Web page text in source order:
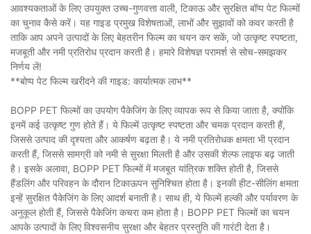
आवश्यकताओं के लिए उपयुक्त उच्च-गुणवत्ता वाली, टिकाऊ और सुरक्षित बॉप्प पेट फिल्मों
का चुनाव कैसे करें। यह गाइड प्रमुख विशेषताओं, लाभों और सुझावों को कवर करती है
ताकि आप अपने उत्पादों के लिए बेहतरीन फिल्म का चयन कर सकें, जो उत्कृष्ट स्पष्टता,
मजबूती और नमी प्रतिरोध प्रदान करती है। हमारे विशेषज्ञ परामर्श से सोच-समझकर
निर्णय लें!
**बोप्प पेट फिल्म खरीदने की गाइड: कार्यात्मक लाभ**
BOPP PET फिल्मों का उपयोग पैकेजिंग के लिए व्यापक रूप से किया जाता है, क्योंकि
इनमें कई उत्कृष्ट गुण होते हैं। ये फिल्में उत्कृष्ट स्पष्टता और चमक प्रदान करती हैं,
जिससे उत्पाद की दृश्यता और आकर्षण बढ़ता है। ये नमी प्रतिरोधक क्षमता भी प्रदान
करती हैं, जिससे सामग्री को नमी से सुरक्षा मिलती है और उसकी शेल्फ लाइफ बढ़ जाती
है। इसके अलावा, BOPP PET फिल्मों में मजबूत यांत्रिक शक्ति होती है, जिससे
हैंडलिंग और परिवहन के दौरान टिकाऊपन सुनिश्चित होता है। इनकी हीट-सीलिंग क्षमता
इन्हें सुरक्षित पैकेजिंग के लिए आदर्श बनाती है। साथ ही, ये फिल्में हल्की और पर्यावरण के
अनुकूल होती हैं, जिससे पैकेजिंग कचरा कम होता है। BOPP PET फिल्मों का चयन
आपके उत्पादों के लिए विश्वसनीय सुरक्षा और बेहतर प्रस्तुति की गारंटी देता है।